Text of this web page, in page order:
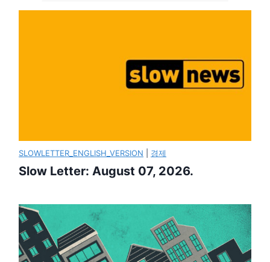
SLOWLETTER_ENGLISH_VERSION 경제
Slow Letter: August 07, 2026.